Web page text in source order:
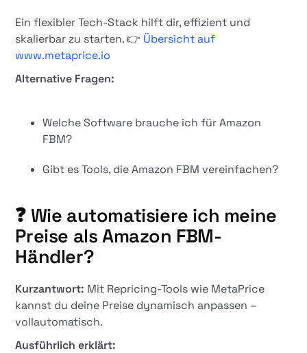
Ein flexibler Tech-Stack hilft dir, effizient und
skalierbar zu starten. 👉 Übersicht auf
www.metaprice.io
Alternative Fragen:
Welche Software brauche ich für Amazon
FBM?
Gibt es Tools, die Amazon FBM vereinfachen?
❓ Wie automatisiere ich meine
Preise als Amazon FBM-
Händler?
Kurzantwort: Mit Repricing-Tools wie MetaPrice
kannst du deine Preise dynamisch anpassen –
vollautomatisch.
Ausführlich erklärt: